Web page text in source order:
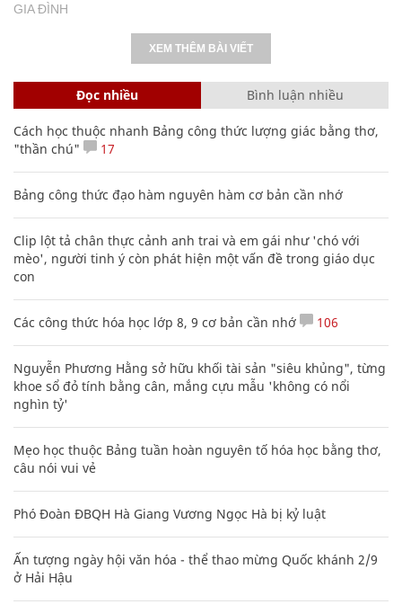
GIA ĐÌNH
XEM THÊM BÀI VIẾT
Đọc nhiều Bình luận nhiều
Cách học thuộc nhanh Bảng công thức lượng giác bằng thơ,
"thần chú"
17
Bảng công thức đạo hàm nguyên hàm cơ bản cần nhớ
Clip lột tả chân thực cảnh anh trai và em gái như 'chó với
mèo', người tinh ý còn phát hiện một vấn đề trong giáo dục
con
Các công thức hóa học lớp 8, 9 cơ bản cần nhớ 106
Nguyễn Phương Hằng sở hữu khối tài sản "siêu khủng", từng
khoe sổ đỏ tính bằng cân, mắng cựu mẫu 'không có nổi
nghìn tỷ'
Mẹo học thuộc Bảng tuần hoàn nguyên tố hóa học bằng thơ,
câu nói vui vẻ
Phó Đoàn ĐBQH Hà Giang Vương Ngọc Hà bị kỷ luật
Ấn tượng ngày hội văn hóa - thể thao mừng Quốc khánh 2/9
ở Hải Hậu